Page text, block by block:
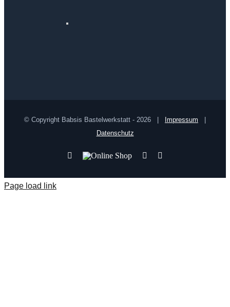
© Copyright Babsis Bastelwerkstatt - 2026 | Impressum
Datenschutz
YouTube
Online
Pinterest
Page load link